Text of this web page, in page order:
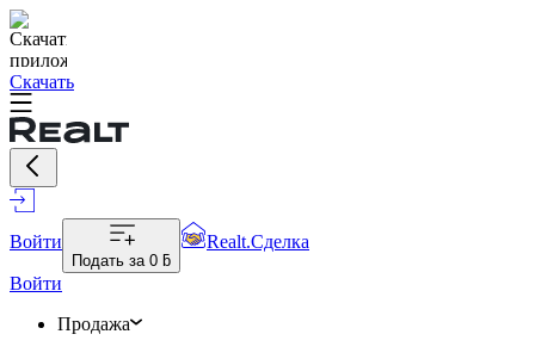
Скачать
Войти
Подать за 0 ƃ
Realt.Сделка
Войти
Продажа